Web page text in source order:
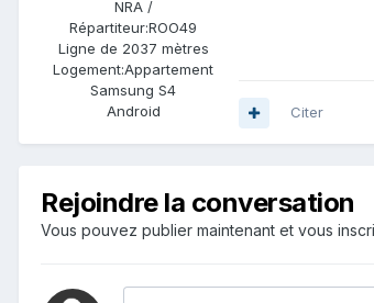
NRA /
Répartiteur:ROO49
Ligne de 2037 mètres
Logement:Appartement
Samsung S4
Android
Citer
Rejoindre la conversation
Vous pouvez publier maintenant et vous